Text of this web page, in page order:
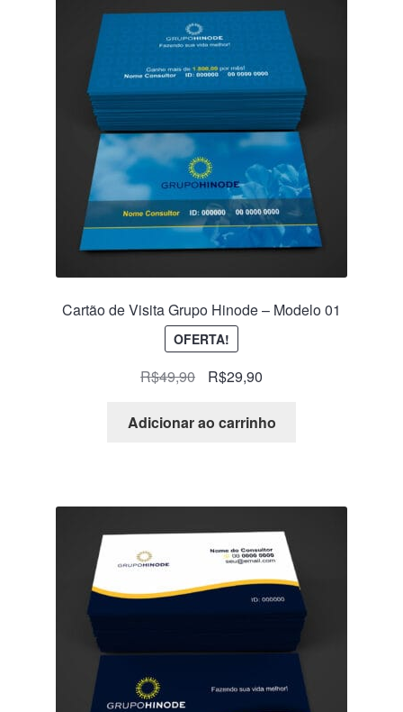
Cartão de Visita Grupo Hinode – Modelo 01
OFERTA!
R$49,90 R$29,90
Adicionar ao carrinho